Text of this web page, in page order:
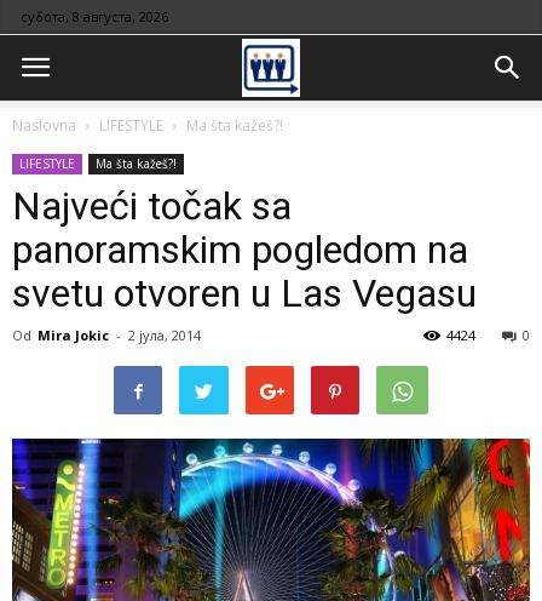
субота, 8 августа, 2026
Naslovna LIFESTYLE Ma šta kažeš?!
LIFESTYLE Ma šta kažeš?!
Najveći točak sa
panoramskim pogledom na
svetu otvoren u Las Vegasu
Od Mira Jokic - 2 јула, 2014 0
4424